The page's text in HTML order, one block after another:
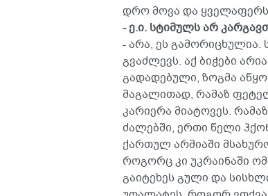
დრო მოვა და ყველაფერს
- ე.ი. სტიმულს არ
- არა, ეს
გვაძლევს. აქ ბიჭები
გადადებული, ზოგმა
მაგალითად, რამაზ
კარიერა მიატოვეს.
ძალებში, ერთი წელი
ქართულ არმიაში
როგორც კი უკრაინაში
გაიტეხეს გული და